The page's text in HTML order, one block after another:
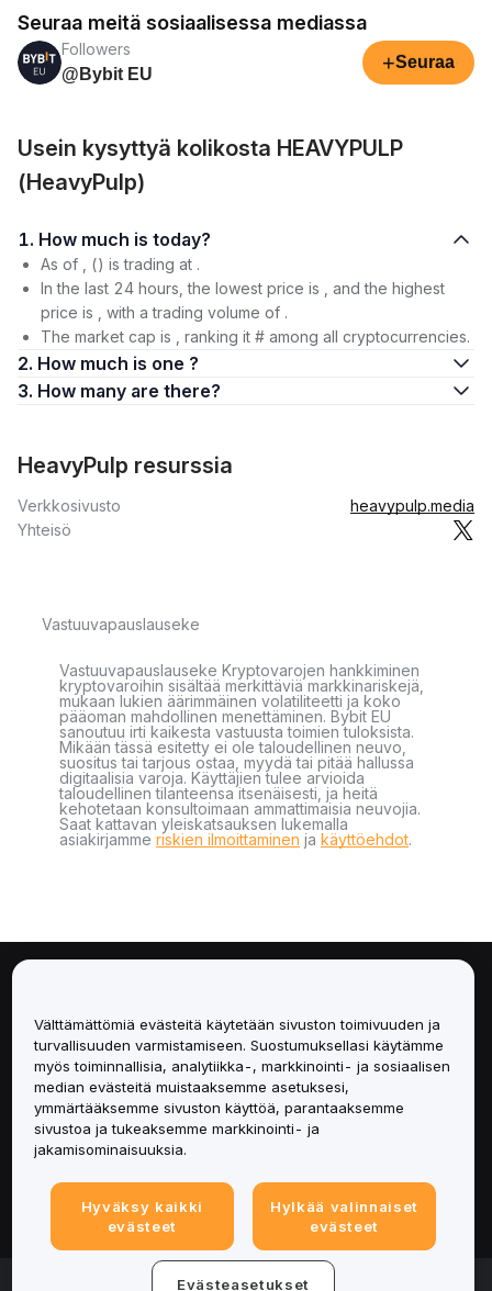
Seuraa meitä sosiaalisessa mediassa
Followers
@Bybit EU
+Seuraa
Usein kysyttyä kolikosta HEAVYPULP
(HeavyPulp)
1. How much is today?
As of , () is trading at .
In the last 24 hours, the lowest price is , and the highest
price is , with a trading volume of .
The market cap is , ranking it # among all cryptocurrencies.
2. How much is one ?
3. How many are there?
HeavyPulp resurssia
Verkkosivusto
heavypulp.media
Yhteisö
Vastuuvapauslauseke
Vastuuvapauslauseke Kryptovarojen hankkiminen
kryptovaroihin sisältää merkittäviä markkinariskejä,
mukaan lukien äärimmäinen volatiliteetti ja koko
pääoman mahdollinen menettäminen. Bybit EU
sanoutuu irti kaikesta vastuusta toimien tuloksista.
Mikään tässä esitetty ei ole taloudellinen neuvo,
suositus tai tarjous ostaa, myydä tai pitää hallussa
digitaalisia varoja. Käyttäjien tulee arvioida
taloudellinen tilanteensa itsenäisesti, ja heitä
kehotetaan konsultoimaan ammattimaisia neuvojia.
Saat kattavan yleiskatsauksen lukemalla
asiakirjamme riskien ilmoittaminen ja käyttöehdot.
Palvelut
Tuki
Tuotteet
Lakiasiat
© 2025-2026 Bybit.eu. Kaikki oikeudet pidätetään.
Välttämättömiä evästeitä käytetään sivuston toimivuuden ja
turvallisuuden varmistamiseen. Suostumuksellasi käytämme
myös toiminnallisia, analytiikka-, markkinointi- ja sosiaalisen
median evästeitä muistaaksemme asetuksesi,
ymmärtääksemme sivuston käyttöä, parantaaksemme
sivustoa ja tukeaksemme markkinointi- ja
jakamisominaisuuksia.
Hyväksy kaikki
evästeet
Hylkää valinnaiset
evästeet
Evästeasetukset